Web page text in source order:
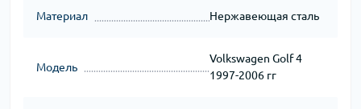
Материал Нержавеющая сталь
Модель
Volkswagen Golf 4
1997-2006 гг